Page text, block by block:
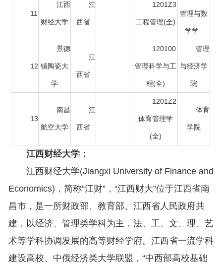
11
江西
财经大学
江
西省
1201Z3
工程管理(全)
管理与数
学学..
12
景德
镇陶瓷大
学
江
西省
120100
管理科学与工
程(全)
管理
与经济学
院
13
南昌
航空大学
江
西省
1201Z2
体育管理学
(全)
体育
学院
江西财经大学：
江西财经大学(Jiangxi University of Finance and
Economics)，简称“江财”，“江西财大”位于江西省南
昌市，是一所财政部、教育部、江西省人民政府共
建，以经济、管理类学科为主，法、工、文、理、艺
术等学科协调发展的高等财经学府。江西省一流学科
建设高校、中俄经济类大学联盟，“中西部高校基础